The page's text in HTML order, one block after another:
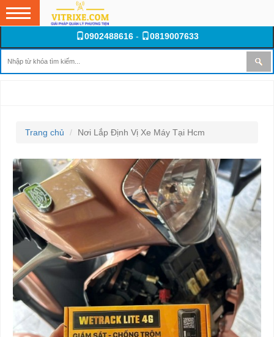
0902488616- 0819007633
Trang chủ Nơi Lắp Định Vị Xe Máy Tại Hcm